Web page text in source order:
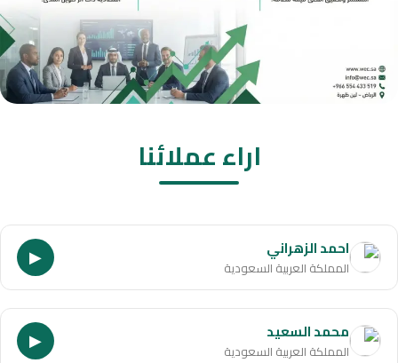
اراء عملائنا
▶ احمد الزهراني
المملكة العربية السعودية
▶ محمد السعيد
المملكة العربية السعودية